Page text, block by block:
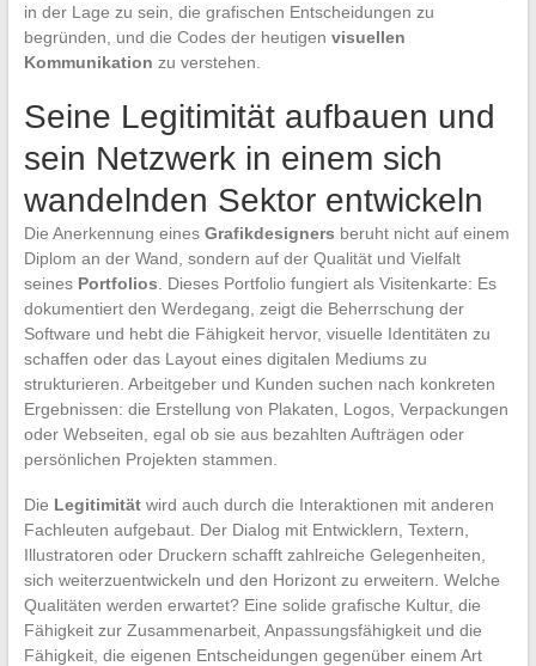
in der Lage zu sein, die grafischen Entscheidungen zu
begründen, und die Codes der heutigen visuellen
Kommunikation zu verstehen.
Seine Legitimität aufbauen und
sein Netzwerk in einem sich
wandelnden Sektor entwickeln
Die Anerkennung eines Grafikdesigners beruht nicht auf einem
Diplom an der Wand, sondern auf der Qualität und Vielfalt
seines Portfolios . Dieses Portfolio fungiert als Visitenkarte: Es
dokumentiert den Werdegang, zeigt die Beherrschung der
Software und hebt die Fähigkeit hervor, visuelle Identitäten zu
schaffen oder das Layout eines digitalen Mediums zu
strukturieren. Arbeitgeber und Kunden suchen nach konkreten
Ergebnissen: die Erstellung von Plakaten, Logos, Verpackungen
oder Webseiten, egal ob sie aus bezahlten Aufträgen oder
persönlichen Projekten stammen.
Die Legitimitätwird auch durch die Interaktionen mit anderen
Fachleuten aufgebaut. Der Dialog mit Entwicklern, Textern,
Illustratoren oder Druckern schafft zahlreiche Gelegenheiten,
sich weiterzuentwickeln und den Horizont zu erweitern. Welche
Qualitäten werden erwartet? Eine solide grafische Kultur, die
Fähigkeit zur Zusammenarbeit, Anpassungsfähigkeit und die
Fähigkeit, die eigenen Entscheidungen gegenüber einem Art